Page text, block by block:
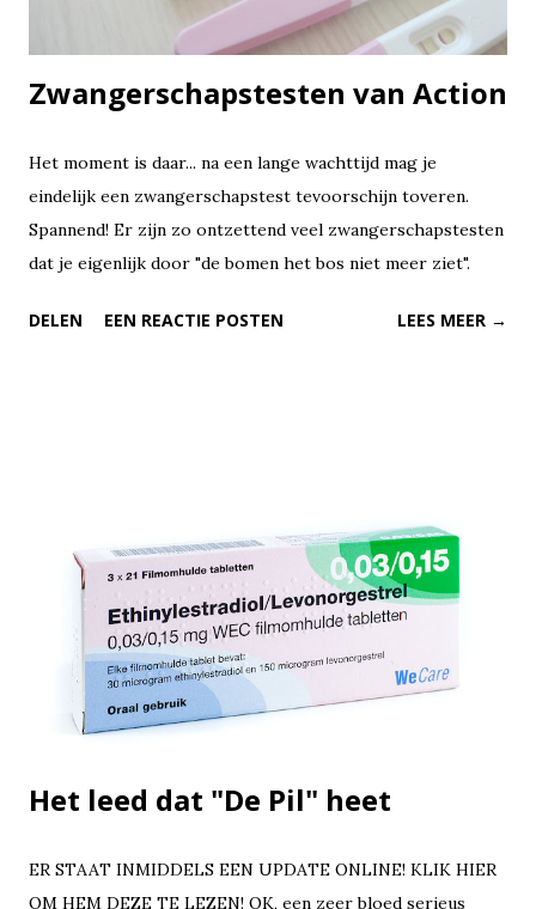
Zwangerschapstesten van Action
Het moment is daar... na een lange wachttijd mag je
eindelijk een zwangerschapstest tevoorschijn toveren.
Spannend! Er zijn zo ontzettend veel zwangerschapstesten
dat je eigenlijk door "de bomen het bos niet meer ziet".
DELEN EEN REACTIE POSTEN LEES MEER →
Het leed dat "De Pil" heet
ER STAAT INMIDDELS EEN UPDATE ONLINE! KLIK HIER
OM HEM DEZE TE LEZEN! OK, een zeer bloed serieus